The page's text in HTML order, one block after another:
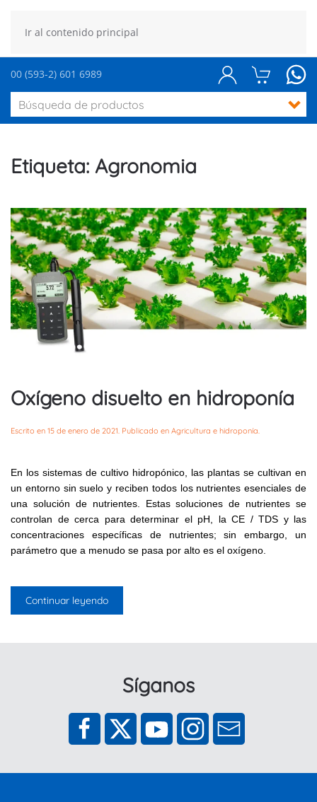
Ir al contenido principal
00 (593-2) 601 6989
Etiqueta: Agronomia
Oxígeno disuelto en hidroponía
Escrito en 15 de enero de 2021 . Publicado en Agricultura e hidroponía
En los sistemas de cultivo hidropónico, las plantas se cultivan en
un entorno sin suelo y reciben todos los nutrientes esenciales de
una solución de nutrientes. Estas soluciones de nutrientes se
controlan de cerca para determinar el pH, la CE / TDS y las
concentraciones específicas de nutrientes; sin embargo, un
parámetro que a menudo se pasa por alto es el oxígeno.
Continuar leyendo
Síganos